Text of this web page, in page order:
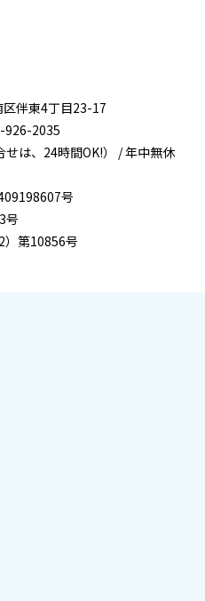
伴東4丁目23-17
926-2035
は、24時間OK!） / 年中無休
号
号
）第10856号